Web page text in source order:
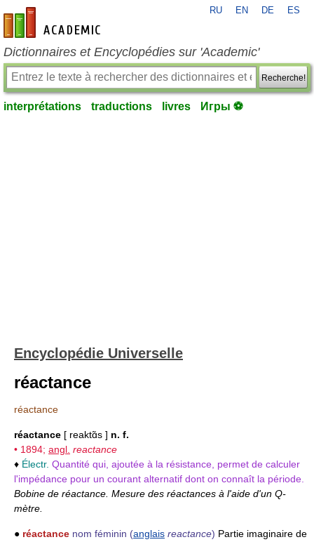
fr-academic.com
RU EN DE ES
Dictionnaires et Encyclopédies sur 'Academic'
Recherche!
interprétations traductions livres Игры ⚽
Encyclopédie Universelle
réactance
réactance
réactance [ reaktɑ̃s ] n. f.
• 1894; angl. reactance
♦ Électr. Quantité qui, ajoutée à la résistance, permet de calculer
l'impédance pour un courant alternatif dont on connaît la période.
Bobine de réactance. Mesure des réactances à l'aide d'un Q-
mètre.
● réactance nom féminin (anglais reactance) Partie imaginaire de